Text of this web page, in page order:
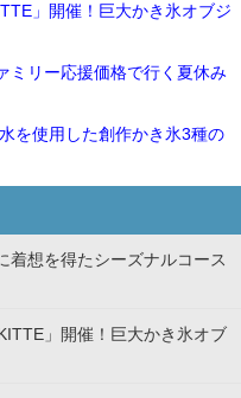
」開催！巨大かき氷オブジ
ミリー応援価格で行く夏休み
を使用した創作かき氷3種の
着想を得たシーズナルコース
」開催！巨大かき氷オブ